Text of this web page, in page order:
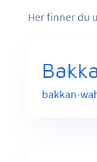
Her finner du
bakkan-